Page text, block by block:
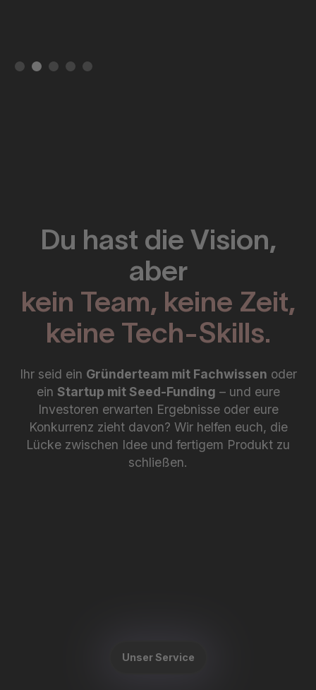
Slide 2 of 5.
Du hast die Vision,
aber
kein Team, keine Zeit,
keine Tech-Skills.
Ihr seid ein Gründerteam mit Fachwissen oder
ein Startup mit Seed-Funding – und eure
Investoren erwarten Ergebnisse oder eure
Konkurrenz zieht davon? Wir helfen euch, die
Lücke zwischen Idee und fertigem Produkt zu
schließen.
Unser Service